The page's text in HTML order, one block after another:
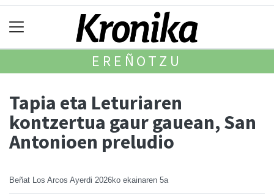
EREÑOTZU
Tapia eta Leturiaren
kontzertua gaur gauean, San
Antonioen preludio
Beñat Los Arcos Ayerdi 2026ko ekainaren 5a